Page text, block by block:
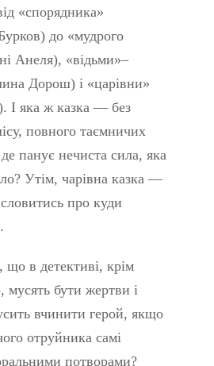
«спорядника»
до «мудрого
Анеля), «відьми»–
Дорош) і «царівни»
І яка ж казка — без
повного таємничих
панує нечиста сила, яка
Утім, чарівна казка —
про куди
що в детективі, крім
мусять бути жертви і
вчинити герой, якщо
отруйника самі
потворами?